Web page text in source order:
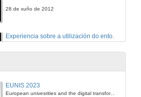
28 de xuño de 2012
Experiencia sobre a utilización do entorno cultural como recurso didáctico na formación do profesorado de educación infantil
28 de xuño de 2012
EUNIS 2023
European univesrities and the digital transformation: challenges and opportunities ahead